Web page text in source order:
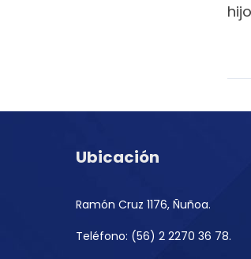
Ubicación
Ramón Cruz 1176, Ñuñoa.
Teléfono: (56) 2 2270 36 78.